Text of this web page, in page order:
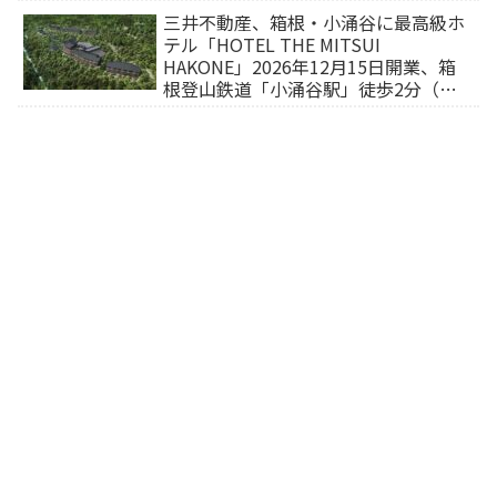
三井不動産、箱根・小涌谷に最高級ホ
テル「HOTEL THE MITSUI
HAKONE」2026年12月15日開業、箱
根登山鉄道「小涌谷駅」徒歩2分（旅